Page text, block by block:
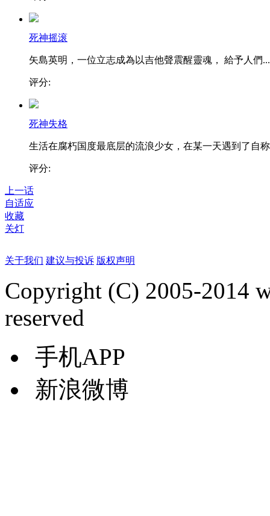
死神摇滚
矢島英明，一位立志成為以吉他聲震醒靈魂， 給予人們...
评分:
死神失格
生活在腐朽国度最底层的流浪少女，在某一天遇到了自
评分:
上一话
自适应
收藏
关灯
关于我们 建议与投诉 版权声明
Copyright (C) 2005-2014
reserved
手机APP
新浪微博